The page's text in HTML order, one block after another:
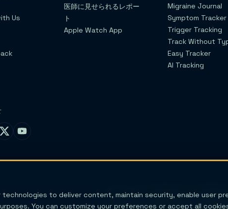
Us
医師に見せられるレポー
ト
Apple Watch App
Migraine Journal
Symptom Tracker
Trigger Tracking
Track Without
Easy Tracker
AI Tracking
Migraine Trailは医療提供者でも医療機器
目的のみであり、診断、治療、または医
technologies to deliver content, maintain security, enable user
You can customize your preferences or accept all